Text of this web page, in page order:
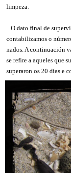
limpeza.
O dato final de
contabilizamos o
nados. A continuación
se refire a aqueles que
superaron os 20 días e